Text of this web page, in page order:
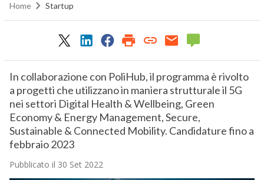
Home Startup
In collaborazione con PoliHub, il programma è rivolto
a progetti che utilizzano in maniera strutturale il 5G
nei settori Digital Health & Wellbeing, Green
Economy & Energy Management, Secure,
Sustainable & Connected Mobility. Candidature fino a
febbraio 2023
Pubblicato il 30 Set 2022